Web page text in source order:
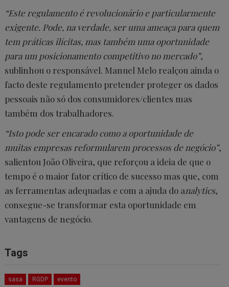
“Este regulamento é revolucionário e particularmente
exigente. Pode, na verdade, ser uma ameaça para quem
tem práticas ilícitas, mas também uma oportunidade
para um posicionamento competitivo no mercado”,
sublinhou o responsável. Manuel Melo realçou ainda o
facto deste regulamento pretender proteger os dados
pessoais não só dos consumidores/clientes mas
também dos trabalhadores.
“Isto pode ser encarado como a oportunidade de
muitas empresas reformularem processos de negócio”,
salientou João Oliveira, que reforçou a ideia de que o
tempo é o maior fator crítico de sucesso mas que, com
as ferramentas adequadas e com a ajuda do analytics,
consegue-se transformar esta oportunidade em
vantagens de negócio.
Tags
sasa RGDP evento